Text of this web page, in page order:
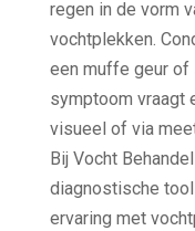
regen in de vorm
vochtplekken.
een muffe geur of
symptoom vraagt
visueel of via
Bij Vocht
diagnostische
ervaring met